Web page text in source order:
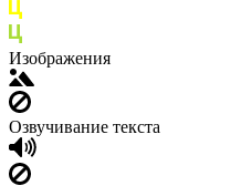
Изображения
Озвучивание текста